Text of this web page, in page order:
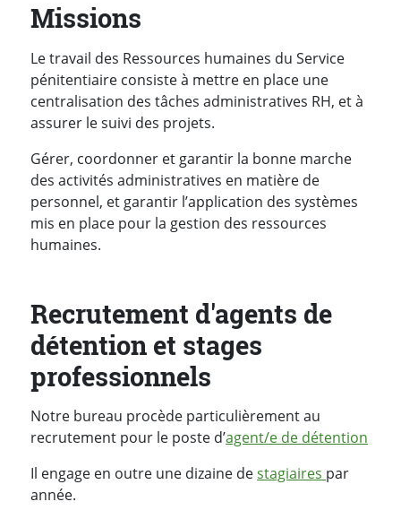
Missions
Le travail des Ressources humaines du Service
pénitentiaire consiste à mettre en place une
centralisation des tâches administratives RH, et à
assurer le suivi des projets.
Gérer, coordonner et garantir la bonne marche
des activités administratives en matière de
personnel, et garantir l’application des systèmes
mis en place pour la gestion des ressources
humaines.
Recrutement d'agents de
détention et stages
professionnels
Notre bureau procède particulièrement au
recrutement pour le poste d’agent/e de détention
Il engage en outre une dizaine destagiaires par
année.